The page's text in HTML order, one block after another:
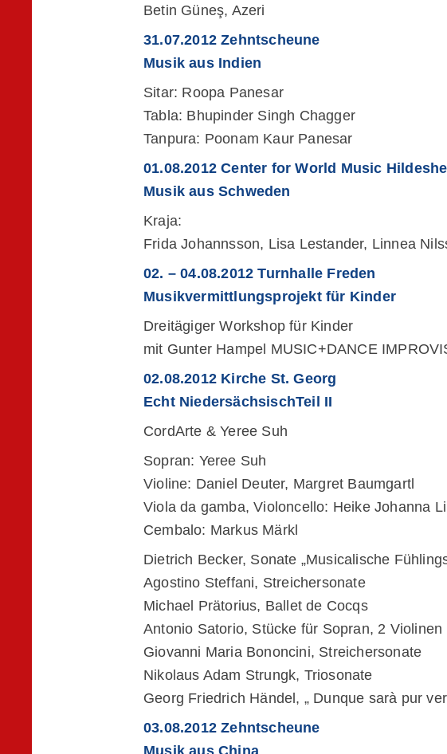
Betin Güneş, Azeri
31.07.2012 Zehntscheune
Musik aus Indien
Sitar: Roopa Panesar
Tabla: Bhupinder Singh Chagger
Tanpura: Poonam Kaur Panesar
01.08.2012 Center for World Music
Musik aus Schweden
Kraja:
Frida Johannsson, Lisa Lestander, Linnea
02. – 04.08.2012 Turnhalle Freden
Musikvermittlungsprojekt für Kinder
Dreitägiger Workshop für Kinder
mit Gunter Hampel MUSIC+DANCE
02.08.2012 Kirche St. Georg
Echt NiedersächsischTeil II
CordArte & Yeree Suh
Sopran: Yeree Suh
Violine: Daniel Deuter, Margret Baumgartl
Viola da gamba, Violoncello: Heike Johanna
Cembalo: Markus Märkl
Dietrich Becker, Sonate „Musicalische
Agostino Steffani, Streichersonate
Michael Prätorius, Ballet de Cocqs
Antonio Satorio, Stücke für Sopran, 2
Giovanni Maria Bononcini, Streichersonate
Nikolaus Adam Strungk, Triosonate
Georg Friedrich Händel, „ Dunque sarà pur
03.08.2012 Zehntscheune
Musik aus China